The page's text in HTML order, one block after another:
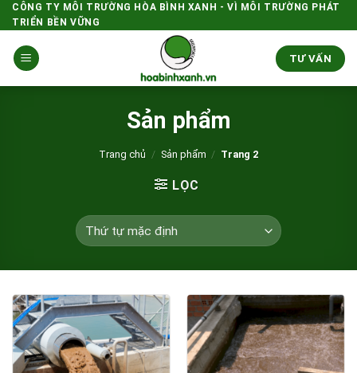
Skip
to
content
CÔNG TY MÔI TRƯỜNG HÒA BÌNH XANH - VÌ MÔI TRƯỜNG PHÁT
TRIỂN BỀN VỮNG
TƯ VẤN
Sản phẩm
Trang chủ / Sản phẩm / Trang 2
LỌC